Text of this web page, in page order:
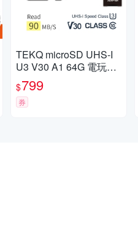
TEKQ microSD UHS-I
U3 V30 A1 64G 電玩專
用 記憶卡 附轉卡
$799
券